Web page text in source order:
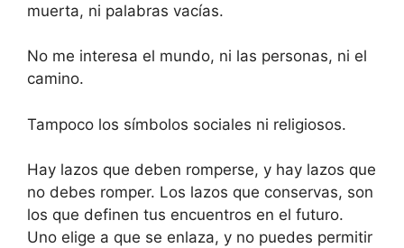
muerta, ni palabras vacías.
No me interesa el mundo, ni las personas, ni el
camino.
Tampoco los símbolos sociales ni religiosos.
Hay lazos que deben romperse, y hay lazos que
no debes romper. Los lazos que conservas, son
los que definen tus encuentros en el futuro.
Uno elige a que se enlaza, y no puedes permitir